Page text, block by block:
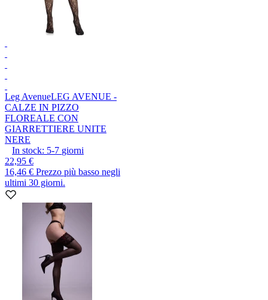
Leg AvenueLEG AVENUE -
CALZE IN PIZZO
FLOREALE CON
GIARRETTIERE UNITE
NERE
In stock: 5-7 giorni
22,95 €
16,46 € Prezzo più basso negli
ultimi 30 giorni.